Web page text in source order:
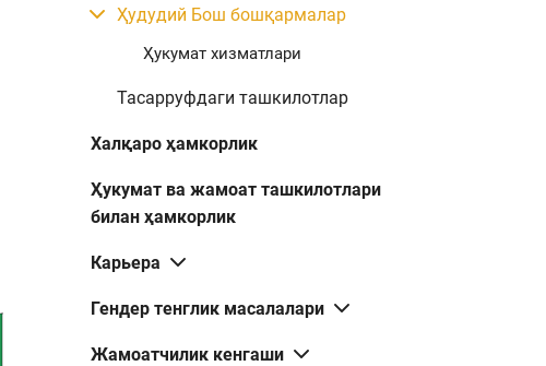
Ҳудудий Бош бошқармалар
Ҳукумат хизматлари
Тасарруфдаги ташкилотлар
Халқаро ҳамкорлик
Ҳукумат ва жамоат ташкилотлари
билан ҳамкорлик
Карьера
Гендер тенглик масалалари
Жамоатчилик кенгаши